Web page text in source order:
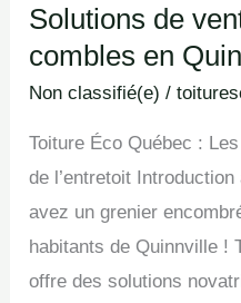
Solutions de
combles en
Non classifié(e) /
Toiture Éco Québec :
de l’entretoit
avez un grenier
habitants de Quinnville !
offre des solutions